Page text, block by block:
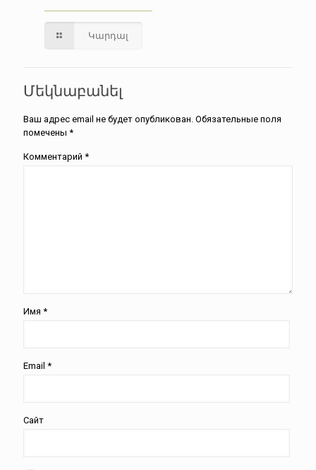
Կարդալ
Մեկնաբանել
Ваш адрес email не будет опубликован. Обязательные поля
помечены *
Комментарий *
Имя *
Email *
Сайт